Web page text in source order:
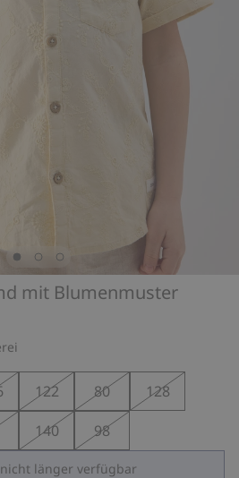
mit Blumenmuster
122 80
128
140 98
länger verfügbar